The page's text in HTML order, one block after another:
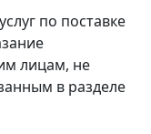
по поставке
лицам, не
в разделе